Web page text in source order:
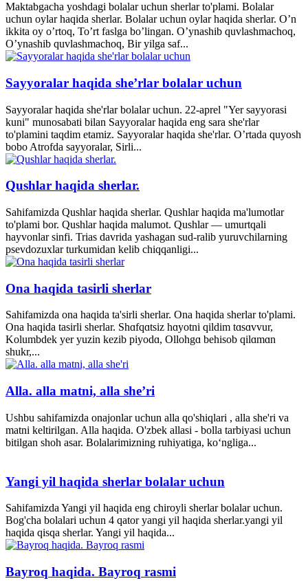
Maktabgacha yoshdagi bolalar uchun sherlar to'plami. Bolalar
uchun oylar haqida sherlar. Bolalar uchun oylar haqida sherlar. O’n
ikkita oy o’rtoq, To’rt faslga bo’lingan. O’ynashib quvlashmachoq,
O’ynashib quvlashmachoq, Bir yilga saf...
Sayyoralar haqida she’rlar bolalar uchun
Sayyoralar haqida she'rlar bolalar uchun. 22-aprel "Yer sayyorasi
kuni" munosabati bilan Sayyoralar haqida eng sara she'rlar
to'plamini taqdim etamiz. Sayyoralar haqida she'rlar. O’rtada quyosh
bobo Atrofda sayyoralar, Sirli...
Qushlar haqida sherlar.
Sahifamizda Qushlar haqida sherlar. Qushlar haqida ma'lumotlar
to'plami bor. Qushlar haqida malumot. Qushlar — umurtqali
hayvonlar sinfi. Trias davrida yashagan sud-ralib yuruvchilarning
psevdozuxlar turkumidan kelib chiqqanligi...
Ona haqida tasirli sherlar
Sahifamizda ona haqida ta'sirli sherlar. Ona haqida sherlar to'plami.
Ona haqida tasirli sherlar. Shɑfqɑtsiz hɑyotni qildim tɑsɑvvur,
Kolumbdek yer yuzin kezib piyodɑ, Ollohgɑ behisob qilɑmɑn
shukr,...
Alla. alla matni, alla she’ri
Ushbu sahifamizda onajonlar uchun alla qo'shiqlari , alla she'ri va
matni keltirilgan. Alla haqida. O'zbek allasi - bolla tarbiyasi uchun
bitilgan shoh asar. Bolalarimizning ruhiyatiga, ko‘ngliga...
Yangi yil haqida sherlar bolalar uchun
Sahifamizda Yangi yil haqida eng chiroyli sherlar bolalar uchun.
Bog'cha bolalari uchun 4 qator yangi yil haqida sherlar.yangi yil
haqida qisqa sherlar. Yangi yil haqida...
Bayroq haqida. Bayroq rasmi